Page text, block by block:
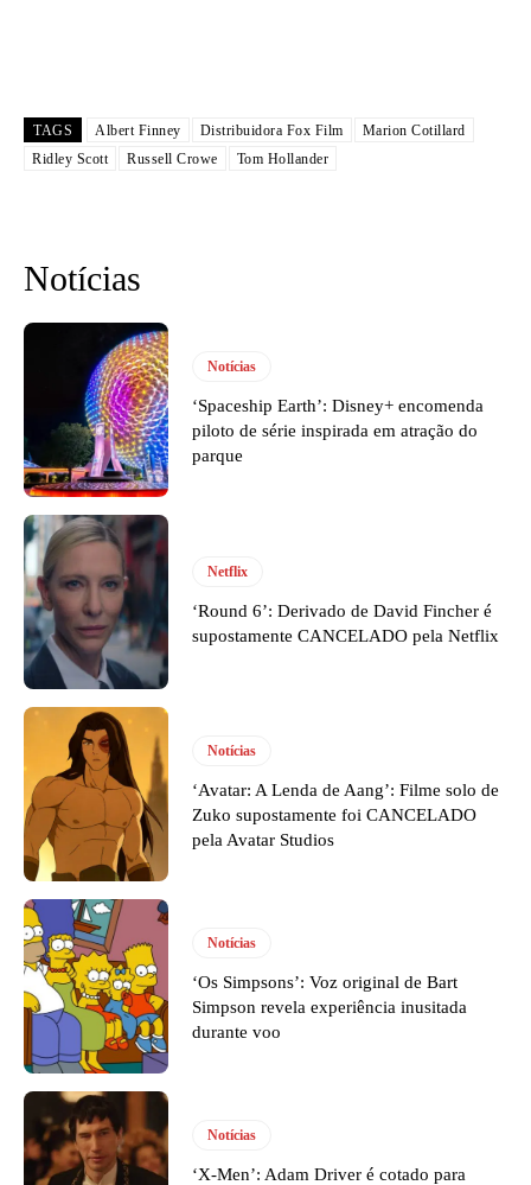
TAGS Albert Finney Distribuidora Fox Film
Marion Cotillard
Ridley Scott
Russell Crowe Tom Hollander
Notícias
Notícias
‘Spaceship Earth’: Disney+ encomenda
piloto de série inspirada em atração do
parque
Netflix
‘Round 6’: Derivado de David Fincher é
supostamente CANCELADO pela Netflix
Notícias
‘Avatar: A Lenda de Aang’: Filme solo de
Zuko supostamente foi CANCELADO
pela Avatar Studios
Notícias
‘Os Simpsons’: Voz original de Bart
Simpson revela experiência inusitada
durante voo
Notícias
‘X-Men’: Adam Driver é cotado para